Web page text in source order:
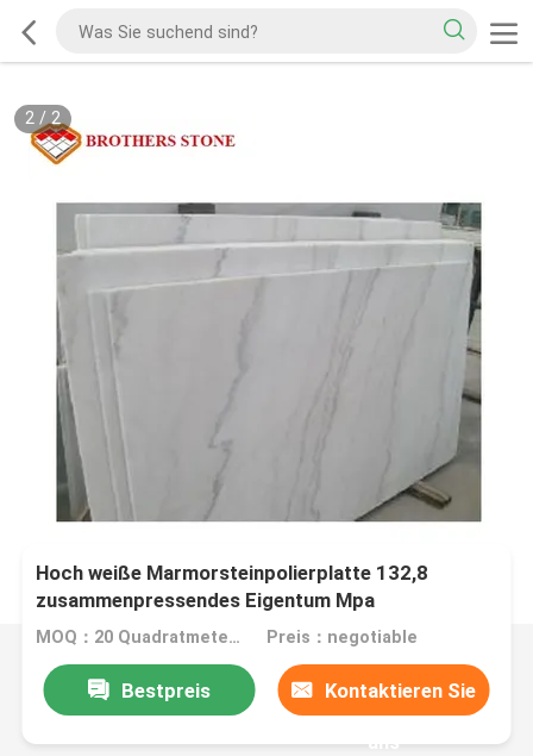
2/2
Hoch weiße Marmorsteinpolierplatte 132,8
zusammenpressendes Eigentum Mpa
MOQ：20 Quadratmeter/Quadrat Preis：negotiable
Bestpreis Kontaktieren Sie
uns